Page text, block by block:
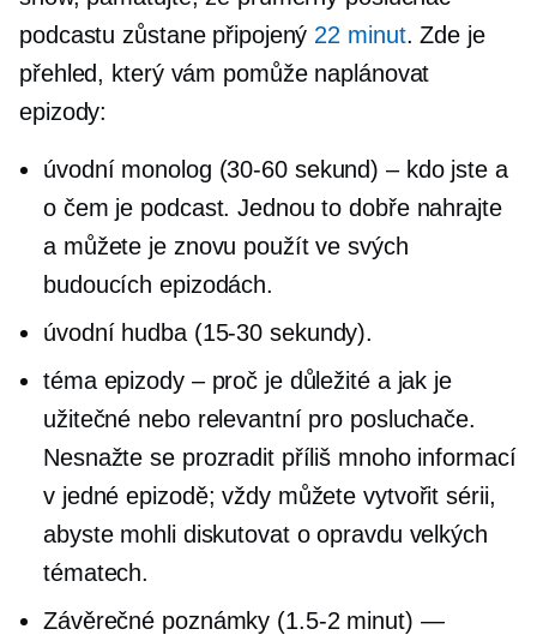
podcastu zůstane připojený 22 minut. Zde je
přehled, který vám pomůže naplánovat
epizody:
úvodní monolog (30-60sekund) – kdo jste a
o čem je podcast. Jednou to dobře nahrajte
a můžete je znovu použít ve svých
budoucích epizodách.
úvodní hudba (15-30 sekundy).
téma epizody – proč je důležité a jak je
užitečné nebo relevantní pro posluchače.
Nesnažte se prozradit příliš mnoho informací
v jedné epizodě; vždy můžete vytvořit sérii,
abyste mohli diskutovat o opravdu velkých
tématech.
Závěrečné poznámky (1.5-2 minut) —